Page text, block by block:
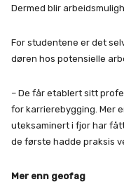
Dermed blir
For studentene er det
døren hos potensielle
– De får etablert sitt
for karrierebygging. Mer
uteksaminert i fjor har
de første hadde praksis
Mer enn geofag